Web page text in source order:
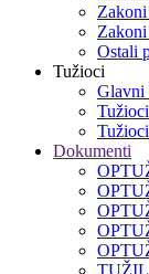
Ostali
Tužioci
Glavni
Dokumenti